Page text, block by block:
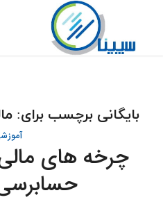
بایگانی برچسب برای:
چرخه های